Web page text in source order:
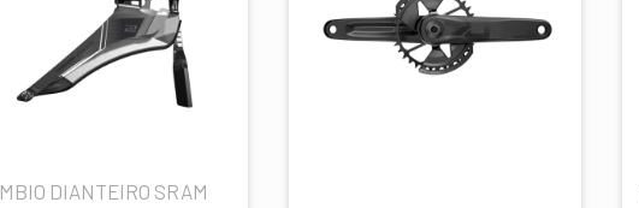
DIANTEIRO SRAM